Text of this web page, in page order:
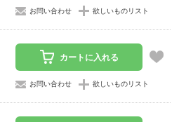
お問い合わせ 欲しいものリスト
カートに入れる
お問い合わせ 欲しいものリスト